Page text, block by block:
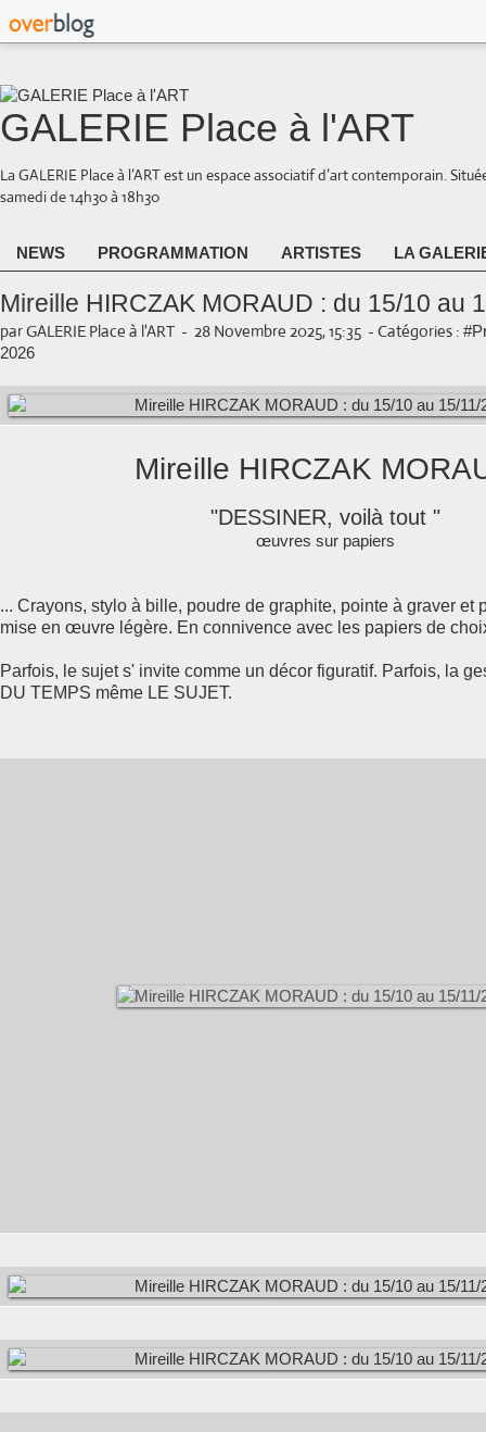
GALERIE Place à l'ART
La GALERIE Place à l’ART est un espace associatif d’art contemporain.
samedi de 14h30 à 18h30
NEWS PROGRAMMATION ARTISTES LA
Mireille HIRCZAK MORAUD : du 15/10 au
par GALERIE Place à l'ART - 28 Novembre 2025, 15:35 - Catégories :
2026
Mireille HIRCZAK
"DESSINER, voilà tout "
œuvres sur papiers
... Crayons, stylo à bille, poudre de graphite, pointe à graver et
mise en œuvre légère. En connivence avec les papiers de
Parfois, le sujet s' invite comme un décor figuratif. Parfois, la
DU TEMPS même LE SUJET.